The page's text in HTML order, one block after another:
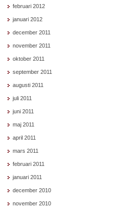
februari 2012
januari 2012
december 2011
november 2011
oktober 2011
september 2011
augusti 2011
juli 2011
juni 2011
maj 2011
april 2011
mars 2011
februari 2011
januari 2011
december 2010
november 2010